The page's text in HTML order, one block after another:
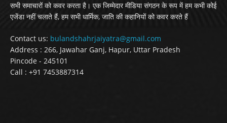
सभी समाचारों को कवर करता है। एक जिम्मेदार मीडिया संगठन के रूप में हम कभी कोई
एजेंडा नहीं चलाते हैं, हम सभी धार्मिक, जाति की कहानियों को कवर करते हैं
Contact us: bulandshahrjaiyatra@gmail.com
Address : 266, Jawahar Ganj, Hapur, Uttar Pradesh
Pincode - 245101
Call : +91 7453887314